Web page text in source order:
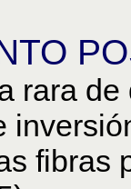
rara
fibras